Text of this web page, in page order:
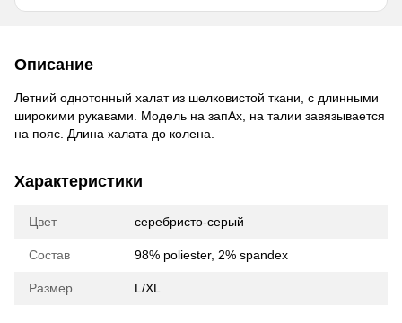
Описание
Летний однотонный халат из шелковистой ткани, с длинными
широкими рукавами. Модель на запАх, на талии завязывается
на пояс. Длина халата до колена.
Характеристики
Цвет серебристо-серый
Состав 98% poliester, 2% spandex
Размер L/XL